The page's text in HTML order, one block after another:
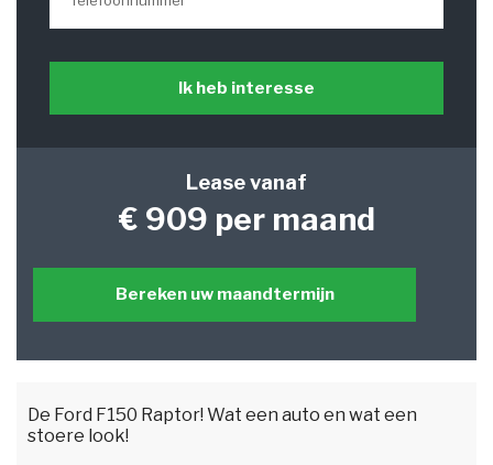
Ik heb interesse
Lease vanaf
€ 909 per maand
Bereken uw maandtermijn
De Ford F150 Raptor! Wat een auto en wat een
stoere look!